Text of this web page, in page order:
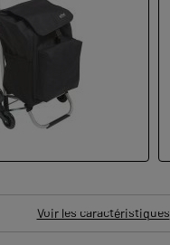
même
page.
Voir les caractéristiques